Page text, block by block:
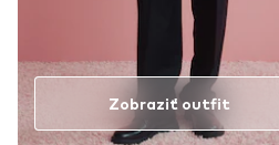
Zobraziť outfit